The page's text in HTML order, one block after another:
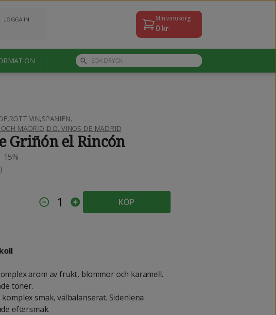
LOGGA IN Min varukorg
0kr
,RÖTT VIN,SPANIEN,
MADRID,D.O. VINOS DE MADRID
Griñón el Rincón
15%
)
1 KÖP
arom av frukt, blommor och karamell.
toner.
smak, välbalanserat. Sidenlena
eftersmak.